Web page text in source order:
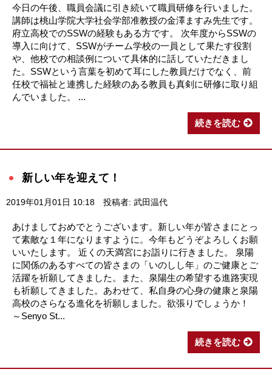
今日の午後、職員会議に引き続いて職員研修を行いました。
講師は桃山学院大学社会学部准教授の金澤ますみ先生です。
府立高校でのSSWの経験もある方です。 次年度からSSWの
導入に向けて、SSWがチーム学校の一員として果たす役割
や、他校での相談例について具体的に話していただきまし
た。SSWという言葉を初めて耳にした教員だけでなく、前
任校で福祉と連携した経験のある教員も真剣に研修に取り組
んでいました。 ...
続きを読む
新しい年を迎えて！
2019年01月01日 10:18 投稿者: 武田温代
あけましておめでとうございます。新しい年が皆さまにとっ
て素敵な１年になりますように。今年もどうぞよろしくお願
いいたします。 近くの天満宮にお詣りに行きました。 泉陽
に関係のあるすべての皆さまの「いのしし年」のご健康とご
活躍を祈願してきました。また、泉陽生の希望する進路実現
も祈願してきました。あわせて、私自身の心身の健康と泉陽
高校のさらなる進化を祈願しました。欲張りでしょうか！
～Senyo St...
続きを読む